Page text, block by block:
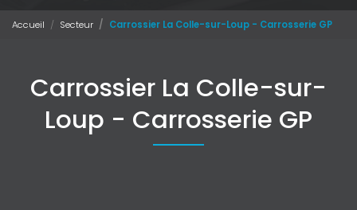
Accueil Secteur Carrossier La Colle-sur-Loup - Carrosserie GP
Carrossier La Colle-sur-
Loup - Carrosserie GP